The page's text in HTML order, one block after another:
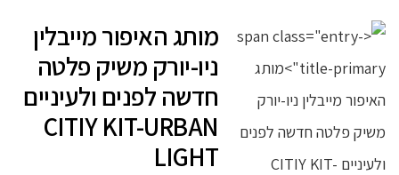
מותג האיפור מייבלין
ניו-יורק משיק פלטה
חדשה לפנים ולעיניים
CITIY KIT-URBAN
LIGHT